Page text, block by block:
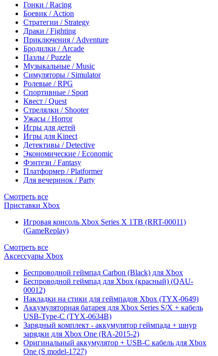
Гонки / Racing
Боевик / Action
Стратегии / Strategy
Драки / Fighting
Приключения / Adventure
Бродилки / Arcade
Пазлы / Puzzle
Музыкальные / Music
Симуляторы / Simulator
Ролевые / RPG
Спортивные / Sport
Квест / Quest
Стрелялки / Shooter
Ужасы / Horror
Игры для детей
Игры для Kinect
Детективы / Detective
Экономические / Economic
Фэнтези / Fantasy
Платформер / Platformer
Для вечеринок / Party
Смотреть все
Приставки Xbox
Игровая консоль Xbox Series X 1TB (RRT-00011)
(GameReplay)
Смотреть все
Аксессуары Xbox
Беспроводной геймпад Carbon (Black) для Xbox
Беспроводной геймпад для Xbox (красный) (QAU-
00012)
Накладки на стики для геймпадов Xbox (TYX-0649)
Аккумуляторная батарея для Xbox Series S/X + кабель
USB-Type-C (TYX-0634B)
Зарядный комплект - аккумулятор геймпада + шнур
зарядки для Xbox One (RA-2015-2)
Оригинальный аккумулятор + USB-C кабель для Xbox
One (S model-1727)